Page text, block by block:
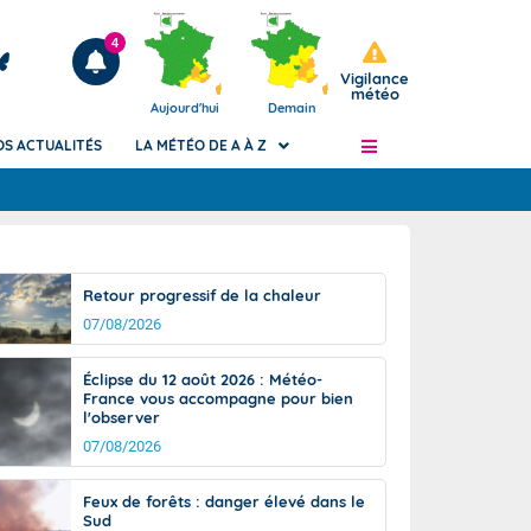
Articles
4
Aujourd'hui Demain
Vigilance
météo
de
Phénomènes dangereux de J+2 à J+7
Avertissement pluies intenses à l'échelle
des communes (Apic)
Bulletins Marine
Bulletins d'estimation du risque
d'avalanche
Météo des forêts
Vigicrues
ACTUALITÉS LA MÉTÉO DE A À Z
Retour progressif de la chaleur
07/08/2026
Éclipse du 12 août 2026 : Météo-
France vous accompagne pour bien
l'observer
07/08/2026
Feux de forêts : danger élevé dans le
Sud